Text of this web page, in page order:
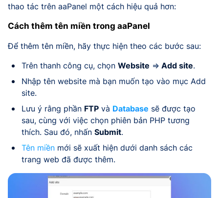
thao tác trên aaPanel một cách hiệu quả hơn:
Cách thêm tên miền trong aaPanel
Để thêm tên miền, hãy thực hiện theo các bước sau:
Trên thanh công cụ, chọn Website => Add site.
Nhập tên website mà bạn muốn tạo vào mục Add
site.
Lưu ý rằng phần FTP và Database sẽ được tạo
sau, cùng với việc chọn phiên bản PHP tương
thích. Sau đó, nhấn Submit.
Tên miền mới sẽ xuất hiện dưới danh sách các
trang web đã được thêm.